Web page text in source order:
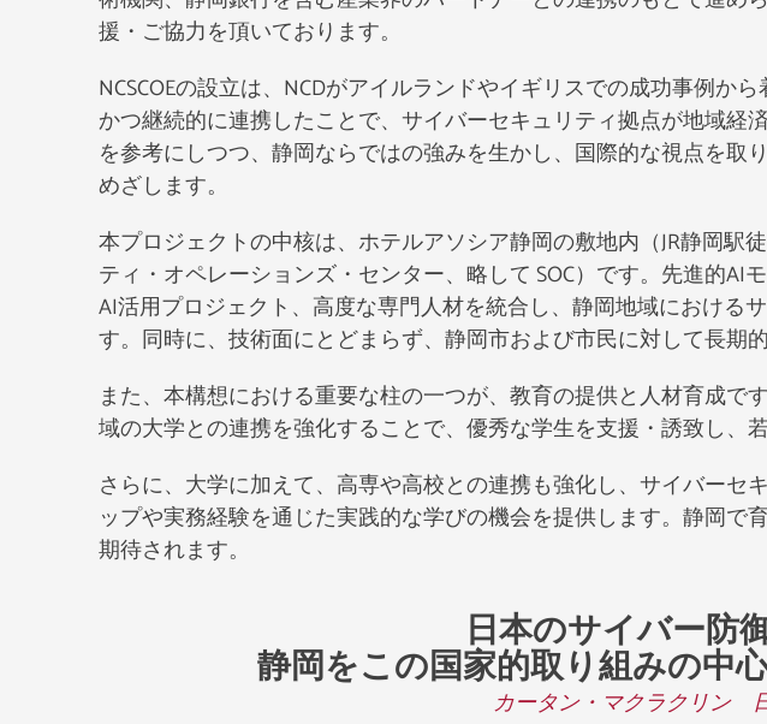
援・ご協力を頂いております。
NCSCOEの設立は、NCDがアイルランドやイギリスでの成功事例
かつ継続的に連携したことで、サイバーセキュリティ拠点が地域
を参考にしつつ、静岡ならではの強みを生かし、国際的な視点を
めざします。
本プロジェクトの中核は、ホテルアソシア静岡の敷地内（JR静岡
ティ・オペレーションズ・センター、略して SOC）です。先進的AI
AI活用プロジェクト、高度な専門人材を統合し、静岡地域における
す。同時に、技術面にとどまらず、静岡市および市民に対して長期
また、本構想における重要な柱の一つが、教育の提供と人材育成
域の大学との連携を強化することで、優秀な学生を支援・誘致し、
さらに、大学に加えて、高専や高校との連携も強化し、サイバー
ップや実務経験を通じた実践的な学びの機会を提供します。静岡
期待されます。
日本のサイバー防
静岡をこの国家的取り組みの中
カータン・マクラクリン